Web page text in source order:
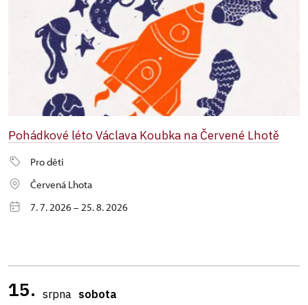
Pohádkové léto Václava Koubka na Červené Lhotě
Pro děti
Červená Lhota
7. 7. 2026 – 25. 8. 2026
15. srpna sobota